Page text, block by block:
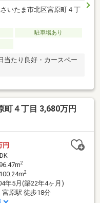
いたま市北区宮原町４丁
駐車場あり
当たり良好・カースペー
町４丁目 3,680万円
円
2
2
年5月(築22年4ヶ月)
宮原駅 徒歩18分